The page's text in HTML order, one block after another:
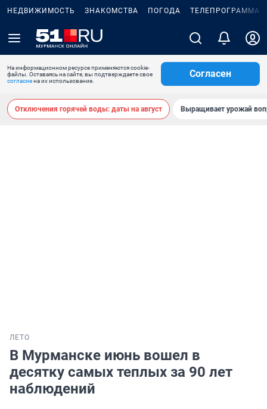
НЕДВИЖИМОСТЬ ЗНАКОМСТВА ПОГОДА ТЕЛЕПРОГРАММА
На информационном ресурсе применяются cookie-
файлы. Оставаясь на сайте, вы подтверждаете свое
согласиена их использование.
Согласен
Отключения горячей воды: даты на август Выращивает урожай
ЛЕТО
В Мурманске июнь вошел в
десятку самых теплых за 90 лет
наблюдений